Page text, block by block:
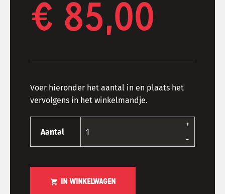
€ 85,00
Voer hieronder het aantal in en plaats het
vervolgens in het winkelmandje.
Aantal
+
-
shopping_cart IN WINKELWAGEN